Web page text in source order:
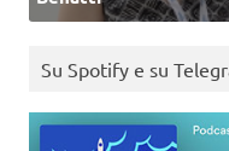
Su Spotify e su